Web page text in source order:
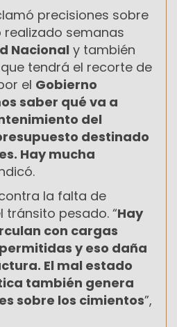
precisiones sobre
semanas
Nacional y también
tendrá el recorte de
el Gobierno
saber qué va a
del
destinado
Hay mucha
la falta de
tránsito pesado. “Hay
con cargas
y eso daña
El mal estado
también genera
sobre los cimientos”,